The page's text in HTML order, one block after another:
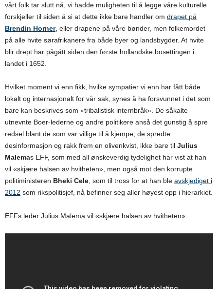
vårt folk tar slutt nå, vi hadde muligheten til å legge våre kulturelle
forskjeller til siden å si at dette ikke bare handler om drapet på
Brendin Horner, eller drapene på våre bønder, men folkemordet
på alle hvite sørafrikanere fra både byer og landsbygder. At hvite
blir drept har pågått siden den første hollandske bosettingen i
landet i 1652.
Hvilket moment vi enn fikk, hvilke sympatier vi enn har fått både
lokalt og internasjonalt for vår sak, synes å ha forsvunnet i det som
bare kan beskrives som «tribalistisk internbråk». De såkalte
utnevnte Boer-lederne og andre politikere anså det gunstig å spre
redsel blant de som var villige til å kjempe, de spredte
desinformasjon og rakk frem en olivenkvist, ikke bare til Julius
Malemas EFF, som med all ønskeverdig tydelighet har vist at han
vil «skjære halsen av hvitheten», men også mot den korrupte
politiministeren Bheki Cele , som til tross for at han ble avskjediget i
2012 som rikspolitisjef, nå befinner seg aller høyest opp i hierarkiet.
EFFs leder Julius Malema vil «skjære halsen av hvitheten»: